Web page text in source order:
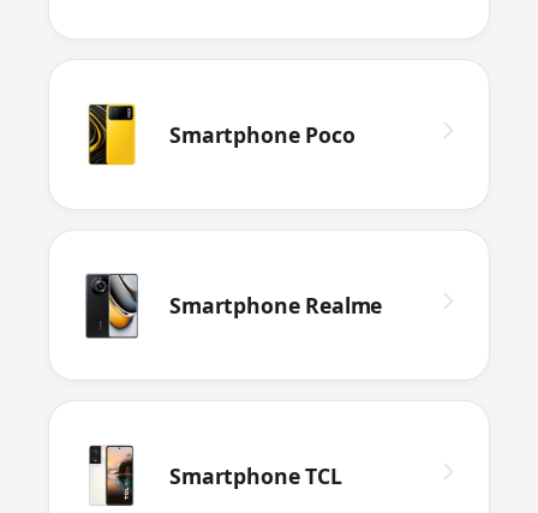
Smartphone Poco
Smartphone Realme
Smartphone TCL